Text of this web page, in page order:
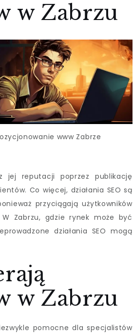
w Zabrzu
www Zabrze
jej reputacji poprzez publikację
Co więcej, działania SEO są
przyciągają użytkowników
Zabrzu, gdzie rynek może być
działania SEO mogą
w Zabrzu
pomocne dla specjalistów